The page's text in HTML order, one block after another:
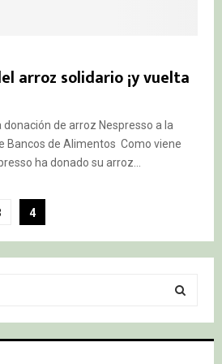
arroz solidario ¡y vuelta
de arroz Nespresso a la
Bancos de Alimentos Como viene
ha donado su arroz...
4
S